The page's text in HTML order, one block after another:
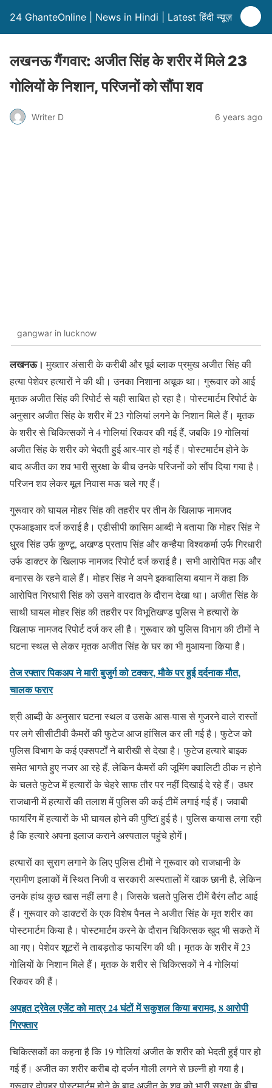
24 GhanteOnline | News in Hindi | Latest हिंदी न्यूज़
लखनऊ गैंगवार: अजीत सिंह के शरीर में मिले 23
गोलियों के निशान, परिजनों को सौंपा शव
Writer D 6 years ago
gangwar in lucknow
लखनऊ। मुख्तार अंसारी के करीबी और पूर्व ब्लाक प्रमुख अजीत सिंह की
हत्या पेशेवर हत्यारों ने की थी। उनका निशाना अचूक था। गुरूवार को आई
मृतक अजीत सिंह की रिपोर्ट से यही साबित हो रहा है। पोस्टमार्टम रिपोर्ट के
अनुसार अजीत सिंह के शरीर में 23 गोलियां लगने के निशान मिले हैं। मृतक
के शरीर से चिकित्सकों ने 4 गोलियां रिकवर की गई हैं, जबकि 19 गोलियां
अजीत सिंह के शरीर को भेदती हुई आर-पार हो गई हैं। पोस्टमार्टम होने के
बाद अजीत का शव भारी सुरक्षा के बीच उनके परिजनों को सौंप दिया गया है।
परिजन शव लेकर मूल निवास मऊ चले गए हैं।
गुरूवार को घायल मोहर सिंह की तहरीर पर तीन के खिलाफ नामजद
एफआइआर दर्ज कराई है। एडीसीपी कासिम आब्दी ने बताया कि मोहर सिंह ने
धु्रव सिंह उर्फ कुण्टू, अखण्ड प्रताप सिंह और कन्हैया विश्वकर्मा उर्फ गिरधारी
उर्फ डाक्टर के खिलाफ नामजद रिपोर्ट दर्ज कराई है। सभी आरोपित मऊ और
बनारस के रहने वाले हैं। मोहर सिंह ने अपने इकबालिया बयान में कहा कि
आरोपित गिरधारी सिंह को उसने वारदात के दौरान देखा था। अजीत सिंह के
साथी घायल मोहर सिंह की तहरीर पर विभूतिखण्ड पुलिस ने हत्यारों के
खिलाफ नामजद रिपोर्ट दर्ज कर ली है। गुरूवार को पुलिस विभाग की टीमों ने
घटना स्थल से लेकर मृतक अजीत सिंह के घर का भी मुआयना किया है।
तेज रफ्तार पिकअप ने मारी बुजुर्ग को टक्कर, मौके पर हुई दर्दनाक मौत,
चालक फरार
श्री आब्दी के अनुसार घटना स्थल व उसके आस-पास से गुजरने वाले रास्तों
पर लगे सीसीटीवी कैमरों की फुटेज आज हांसिल कर ली गई है। फुटेज को
पुलिस विभाग के कई एक्सपर्टों ने बारीखी से देखा है। फुटेज हत्यारे बाइक
समेत भागते हुए नजर आ रहे हैं, लेकिन कैमरों की जूमिंग क्वालिटी ठीक न होने
के चलते फुटेज में हत्यारों के चेहरे साफ तौर पर नहीं दिखाई दे रहे हैं। उधर
राजधानी में हत्यारों की तलाश में पुलिस की कई टीमें लगाई गई हैं। जवाबी
फायरिंग में हत्यारों के भी घायल होने की पुष्टिï हुई है। पुलिस कयास लगा रही
है कि हत्यारे अपना इलाज कराने अस्पताल पहुंचे होगें।
हत्यारों का सुराग लगाने के लिए पुलिस टीमों ने गुरूवार को राजधानी के
ग्रामीण इलाकों में स्थित निजी व सरकारी अस्पतालों में खाक छानी है, लेकिन
उनके हांथ कुछ खास नहीं लगा है। जिसके चलते पुलिस टीमें बैरंग लौट आई
हैं। गुरूवार को डाक्टरों के एक विशेष पैनल ने अजीत सिंह के मृत शरीर का
पोस्टमार्टम किया है। पोस्टमार्टम करने के दौरान चिकित्सक खुद भी सकते में
आ गए। पेशेवर शूटरों ने ताबड़तोड फायरिंग की थी। मृतक के शरीर में 23
गोलियों के निशान मिले हैं। मृतक के शरीर से चिकित्सकों ने 4 गोलियां
रिकवर की हैं।
अपहृत ट्रेवेल एजेंट को मात्र 24 घंटों में सकुशल किया बरामद, 8 आरोपी
गिरफ्तार
चिकित्सकों का कहना है कि 19 गोलियां अजीत के शरीर को भेदती हुईं पार हो
गई हैं। अजीत का शरीर करीब दो दर्जन गोली लगने से छल्नी हो गया है।
गुरूवार दोपहर पोस्टमार्टम होने के बाद अजीत के शव को भारी सुरक्षा के बीच